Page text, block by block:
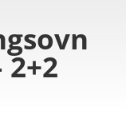
2+2